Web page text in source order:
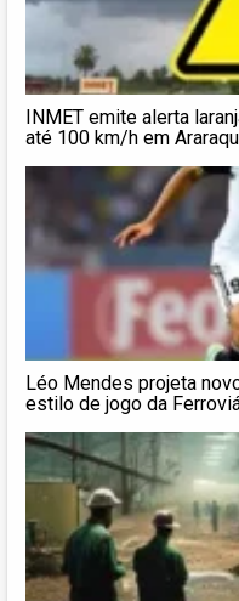
INMET emite alerta
até 100 km/h em
Léo Mendes projeta
estilo de jogo da